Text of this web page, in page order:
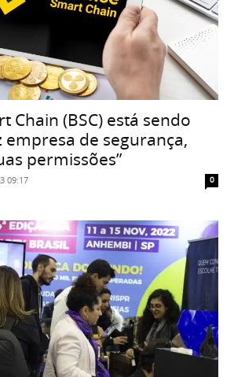
Chain (BSC) está sendo
empresa de segurança,
permissões”
09:17 0